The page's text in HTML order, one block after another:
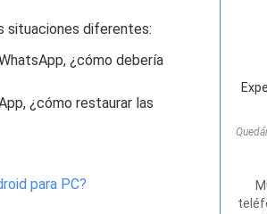
situaciones diferentes:
¿cómo debería
¿cómo restaurar las
para PC?